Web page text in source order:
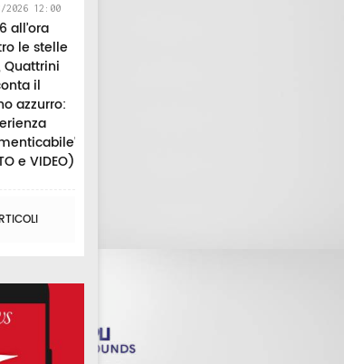
2026 12:00
all’ora
le stelle
Quattrini
il
azzurro:
e VIDEO)